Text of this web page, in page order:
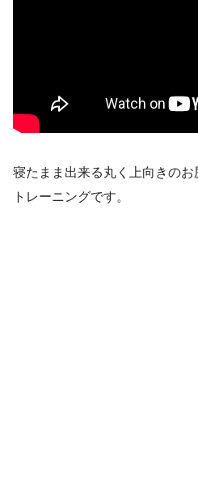
寝たまま出来る丸く上向きの
トレーニングです。